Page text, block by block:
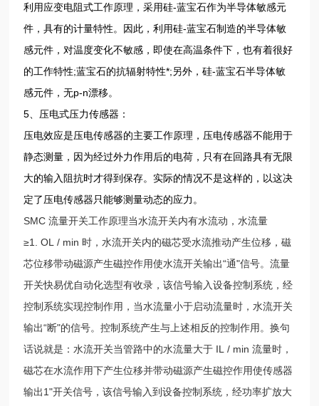
利用应变电阻式工作原理，采用硅-蓝宝石作为半导体敏感元
件，具有的计量特性。因此，利用硅-蓝宝石制造的半导体敏
感元件，对温度变化不敏感，即使在高温条件下，也有着很好
的工作特性;蓝宝石的抗辐射特性*;另外，硅-蓝宝石半导体敏
感元件，无p-n漂移。
5、压电式压力传感器：
压电效应是压电传感器的主要工作原理，压电传感器不能用于
静态测量，因为经过外力作用后的电荷，只有在回路具有无限
大的输入阻抗时才得到保存。实际的情况不是这样的，以这决
定了压电传感器只能够测量动态的应力。
SMC 流量开关工作原理当水流开关内有水流动，水流量
≥1. OL / min 时，水流开关内的磁芯受水流推动产生位移，磁
芯位移带动磁源产生磁控作用使水流开关输出“通"信号。流量
开关快易优自动化选型有收录，该信号输入设备控制系统，经
控制系统实现控制作用，当水流量小于启动流量时，水流开关
输出“断"的信号。控制系统产生与上述相反的控制作用。换句
话说就是：水流开关当管路中的水流量大于 IL / min 流量时，
磁芯在水流作用下产生位移并带动磁源产生磁控作用使传感器
输出1"开关信号，该信号输入到设备控制系统，经功率扩放大